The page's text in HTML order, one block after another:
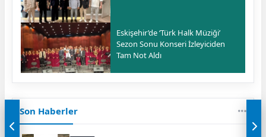
Eskişehir’de ‘Türk Halk Müziği’
Sezon Sonu Konseri İzleyiciden
Tam Not Aldı
Son Haberler